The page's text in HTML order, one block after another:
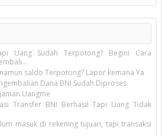
Uang Sudah Terpotong? Begini Cara
saldo Terpotong? Lapor kemana Ya
Dana BNI Sudah Diproses
Uangme
Transfer BNI Berhasil Tapi Uang Tidak
masuk di rekening tujuan, tapi transaksi